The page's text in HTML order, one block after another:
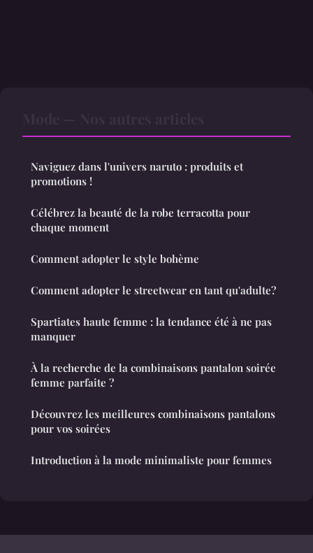
Naviguez dans l'univers naruto : produits et
promotions !
Célébrez la beauté de la robe terracotta pour
chaque moment
Comment adopter le style bohème
Comment adopter le streetwear en tant qu'adulte?
Spartiates haute femme : la tendance été à ne pas
manquer
À la recherche de la combinaisons pantalon soirée
femme parfaite ?
Découvrez les meilleures combinaisons pantalons
pour vos soirées
Introduction à la mode minimaliste pour femmes